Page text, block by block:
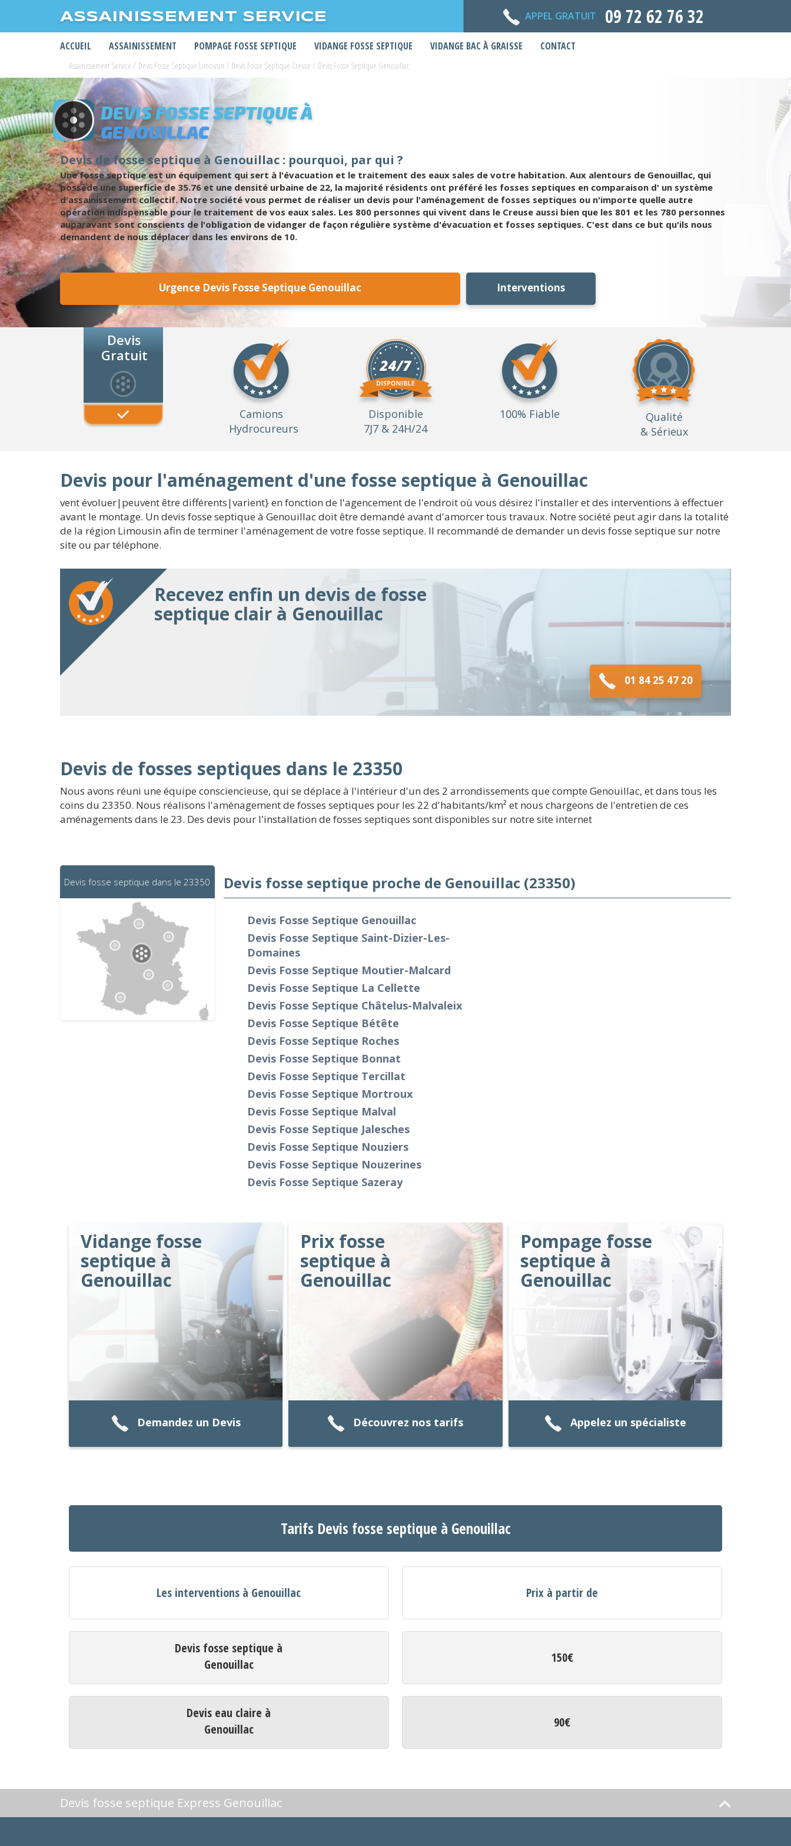
ASSAINISSEMENT SERVICE APPEL GRATUIT 09 72 62 76 32
ACCUEIL ASSAINISSEMENT POMPAGE FOSSE SEPTIQUE VIDANGE FOSSE SEPTIQUE VIDANGE BAC À GRAISSE CONTACT
Assainissement Service / Devis Fosse Septique Limousin / Devis Fosse Septique Creuse / Devis Fosse Septique Genouillac
DEVIS FOSSE SEPTIQUE À
GENOUILLAC
Devis de fosse septique à Genouillac : pourquoi, par qui ?
Une fosse septique est un équipement qui sert à l'évacuation et le traitement des eaux sales de votre habitation. Aux alentours de Genouillac, qui
possède une superficie de 35.76 et une densité urbaine de 22, la majorité résidents ont préféré les fosses septiques en comparaison d' un système
d'assainissement collectif. Notre société vous permet de réaliser un devis pour l'aménagement de fosses septiques ou n'importe quelle autre
opération indispensable pour le traitement de vos eaux sales. Les 800 personnes qui vivent dans le Creuse aussi bien que les 801 et les 780 personnes
auparavant sont conscients de l'obligation de vidanger de façon régulière système d'évacuation et fosses septiques. C'est dans ce but qu'ils nous
demandent de nous déplacer dans les environs de 10.
Urgence Devis Fosse Septique Genouillac Interventions
Devis
Gratuit
Camions
Hydrocureurs
Disponible
7J7 & 24H/24
100% Fiable
Qualité
& Sérieux
Devis pour l'aménagement d'une fosse septique à Genouillac
vent évoluer|peuvent être différents|varient} en fonction de l'agencement de l'endroit où vous désirez l'installer et des interventions à effectuer
avant le montage. Un devis fosse septique à Genouillac doit être demandé avant d'amorcer tous travaux. Notre société peut agir dans la totalité
de la région Limousin afin de terminer l'aménagement de votre fosse septique. Il recommandé de demander un devis fosse septique sur notre
site ou par téléphone.
Recevez enfin un devis de fosse
septique clair à Genouillac
01 84 25 47 20
Devis de fosses septiques dans le 23350
Nous avons réuni une équipe consciencieuse, qui se déplace à l'intérieur d'un des 2 arrondissements que compte Genouillac, et dans tous les
coins du 23350. Nous réalisons l'aménagement de fosses septiques pour les 22 d'habitants/km² et nous chargeons de l'entretien de ces
aménagements dans le 23. Des devis pour l'installation de fosses septiques sont disponibles sur notre site internet
Devis fosse septique dans le 23350 Devis fosse septique proche de Genouillac (23350)
Devis Fosse Septique Genouillac
Devis Fosse Septique Saint-Dizier-Les-
Domaines
Devis Fosse Septique Moutier-Malcard
Devis Fosse Septique La Cellette
Devis Fosse Septique Châtelus-Malvaleix
Devis Fosse Septique Bétête
Devis Fosse Septique Roches
Devis Fosse Septique Bonnat
Devis Fosse Septique Tercillat
Devis Fosse Septique Mortroux
Devis Fosse Septique Malval
Devis Fosse Septique Jalesches
Devis Fosse Septique Nouziers
Devis Fosse Septique Nouzerines
Devis Fosse Septique Sazeray
Vidange fosse
septique à
Genouillac
Demandez un Devis
Prix fosse
septique à
Genouillac
Découvrez nos tarifs
Pompage fosse
septique à
Genouillac
Appelez un spécialiste
Tarifs Devis fosse septique à Genouillac
Les interventions à Genouillac Prix à partir de
Devis fosse septique à
Genouillac
150€
Devis eau claire à
Genouillac
90€
Devis fosse septique Express Genouillac